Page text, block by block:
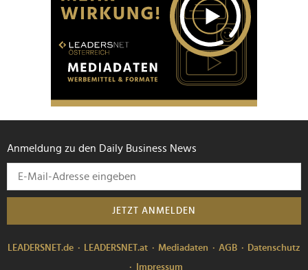
Anmeldung zu den Daily Business News
JETZT ANMELDEN
LEADERSNET.de LEADERSNET.at Mediadaten AGB
Datenschutz
Impressum